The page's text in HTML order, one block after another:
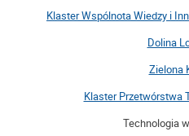
Klaster Wspólnota Wiedzy i
Dolina
Zielona
Klaster Przetwórstwa
Technologia